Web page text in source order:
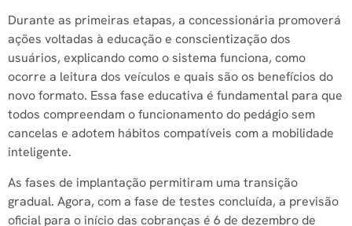
Durante as primeiras etapas, a concessionária promoverá
ações voltadas à educação e conscientização dos
usuários, explicando como o sistema funciona, como
ocorre a leitura dos veículos e quais são os benefícios do
novo formato. Essa fase educativa é fundamental para que
todos compreendam o funcionamento do pedágio sem
cancelas e adotem hábitos compatíveis com a mobilidade
inteligente.
As fases de implantação permitiram uma transição
gradual. Agora, com a fase de testes concluída, a previsão
oficial para o início das cobranças é 6 de dezembro de